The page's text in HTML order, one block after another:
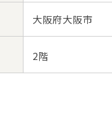
大阪府大阪市
2階